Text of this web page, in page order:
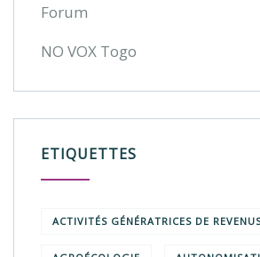
Forum
NO VOX Togo
ETIQUETTES
ACTIVITÉS GÉNÉRATRICES DE